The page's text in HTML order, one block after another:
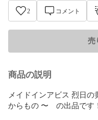
2 コメント
売
商品の説明
メイドインアビス 烈日
からもの 〜　の出品です